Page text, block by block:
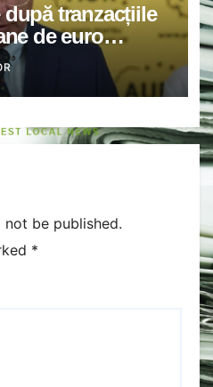
tranzacțiile
de euro
la ANCPI:
nu poate
be published.
*